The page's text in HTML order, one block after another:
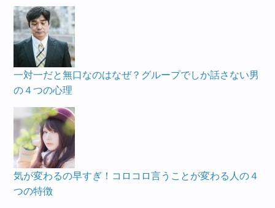
一対一だと無口なのはなぜ？グループでしか話さない男
の４つの心理
気が変わるの早すぎ！コロコロ言うことが変わる人の４
つの特徴